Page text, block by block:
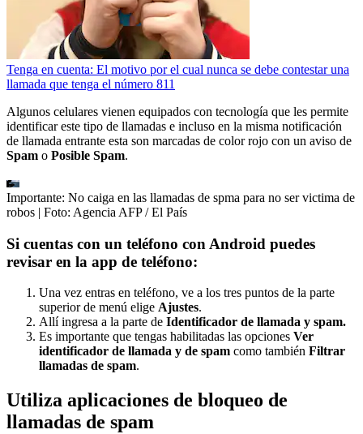
Tenga en cuenta: El motivo por el cual nunca se debe contestar una
llamada que tenga el número 811
Algunos celulares vienen equipados con tecnología que les permite
identificar este tipo de llamadas e incluso en la misma notificación
de llamada entrante esta son marcadas de color rojo con un aviso de
Spam o Posible Spam.
Importante: No caiga en las llamadas de spma para no ser victima de
robos | Foto: Agencia AFP / El País
Si cuentas con un teléfono con Android puedes
revisar en la app de teléfono:
Una vez entras en teléfono, ve a los tres puntos de la parte
superior de menú elige Ajustes.
Allí ingresa a la parte de Identificador de llamada y spam.
Es importante que tengas habilitadas las opciones Ver
identificador de llamada y de spam como también Filtrar
llamadas de spam.
Utiliza aplicaciones de bloqueo de
llamadas de spam